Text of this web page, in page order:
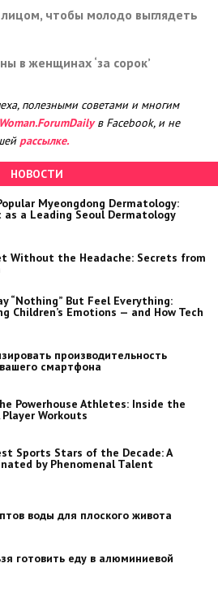
чтобы молодо выглядеть
в женщинах ‘за сорок’
полезными советами и многим
Woman.ForumDailyв Facebook, и не
рассылке.
НОВОСТИ
Myeongdong Dermatology:
as a Leading Seoul Dermatology
Without the Headache: Secrets from
“Nothing” But Feel Everything:
Children’s Emotions — and How Tech
производительность
смартфона
Powerhouse Athletes: Inside the
Workouts
Sports Stars of the Decade: A
by Phenomenal Talent
воды для плоского живота
готовить еду в алюминиевой